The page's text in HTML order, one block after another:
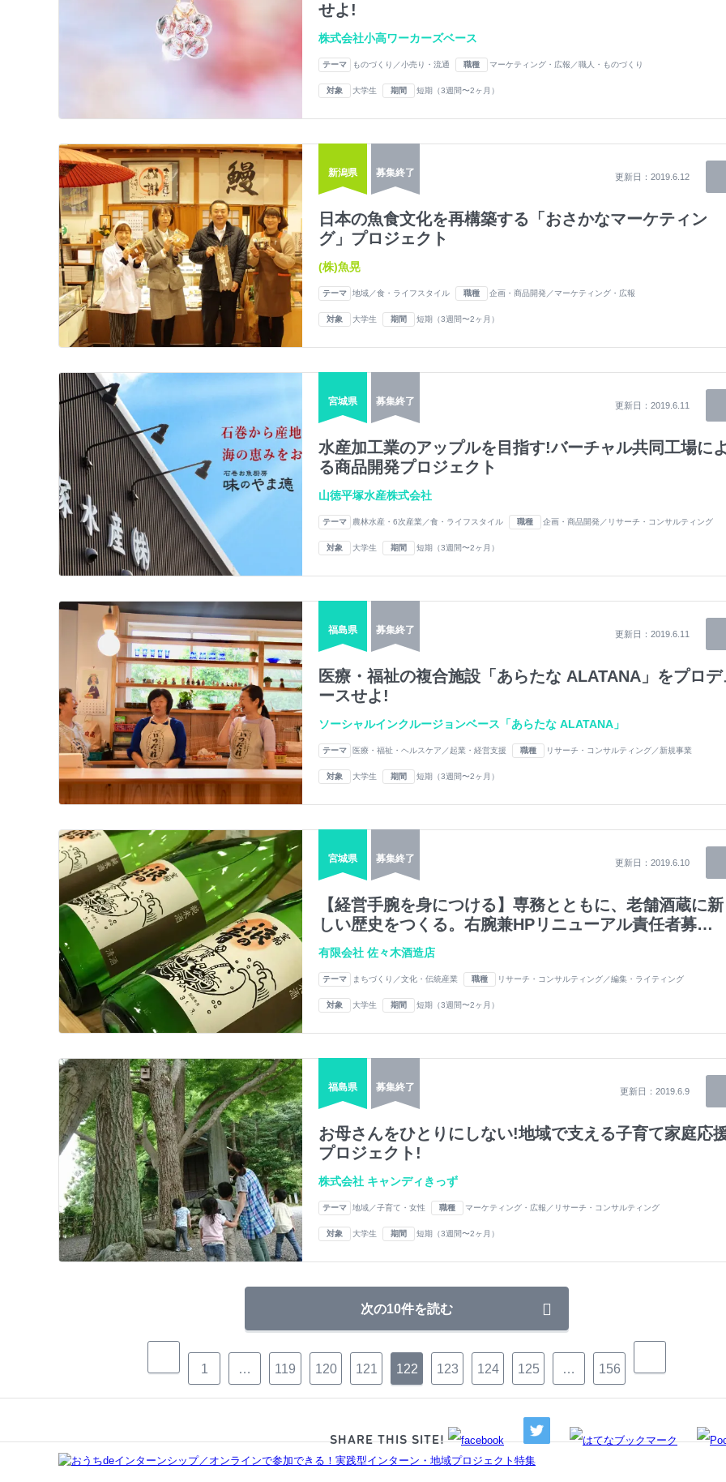
せよ!
株式会社小高ワーカーズベース
テーマ ものづくり／小売り・流通 職種 マーケティング・広報／職人・ものづくり
対象 大学生 期間 短期（3週間〜2ヶ月）
新潟県 募集終了
日本の魚食文化を再構築する「おさかなマーケティン
グ」プロジェクト
(株)魚晃
テーマ 地域／食・ライフスタイル 職種 企画・商品開発／マーケティング・広報
対象 大学生 期間 短期（3週間〜2ヶ月）
更新日： 2019.6.12
宮城県 募集終了
水産加工業のアップルを目指す!バーチャル共同工場に
る商品開発プロジェクト
山徳平塚水産株式会社
テーマ 農林水産・6次産業／食・ライフスタイル 職種 企画・商品開発／リサーチ・コンサルティング
対象 大学生 期間 短期（3週間〜2ヶ月）
更新日： 2019.6.11
福島県 募集終了
医療・福祉の複合施設「あらたな ALATANA」をプロデ
ースせよ!
ソーシャルインクルージョンベース「あらたな ALATANA」
テーマ 医療・福祉・ヘルスケア／起業・経営支援 職種 リサーチ・コンサルティング／新規事業
対象 大学生 期間 短期（3週間〜2ヶ月）
更新日： 2019.6.11
宮城県 募集終了
【経営手腕を身につける】専務とともに、老舗酒蔵に新
しい歴史をつくる。右腕兼HPリニューアル責任者募…
有限会社 佐々木酒造店
テーマ まちづくり／文化・伝統産業 職種 リサーチ・コンサルティング／編集・ライティング
対象 大学生 期間 短期（3週間〜2ヶ月）
更新日： 2019.6.10
福島県 募集終了
お母さんをひとりにしない!地域で支える子育て家庭応
プロジェクト!
株式会社 キャンディきっず
テーマ 地域／子育て・女性 職種 マーケティング・広報／リサーチ・コンサルティング
対象 大学生 期間 短期（3週間〜2ヶ月）
更新日： 2019.6.9
次の10件を読む
1 … 119 120 121 122 123 124 125 … 156
SHARE THIS SITE!